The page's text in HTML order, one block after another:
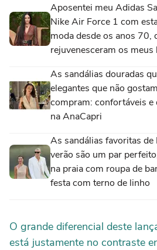
Aposentei meu Adidas
Nike Air Force 1 com
moda desde os anos 70,
rejuvenesceram os
As sandálias douradas
elegantes que não
compram: confortáveis
na AnaCapri
As sandálias favoritas de
verão são um par
na praia com roupa de
festa com terno de linho
O grande diferencial deste
está justamente no contraste